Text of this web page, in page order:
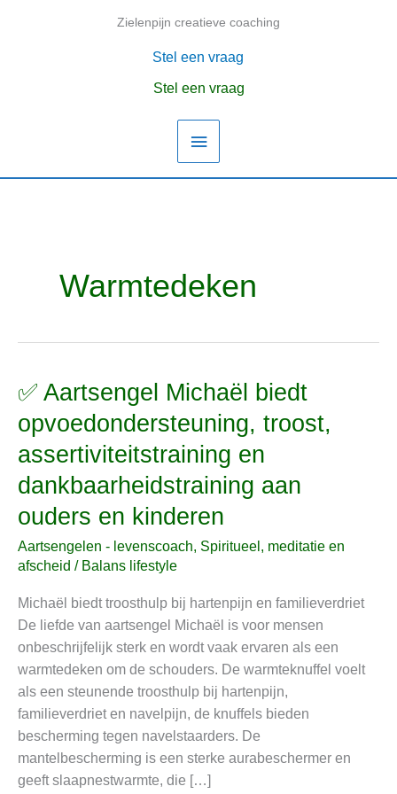
Zielenpijn creatieve coaching
Hoofdmenu
Stel een vraag
Stel een vraag
Warmtedeken
✅ Aartsengel Michaël biedt
opvoedondersteuning, troost,
assertiviteitstraining en
dankbaarheidstraining aan
ouders en kinderen
Aartsengelen - levenscoach, Spiritueel, meditatie en
afscheid / Balans lifestyle
Michaël biedt troosthulp bij hartenpijn en familieverdriet
De liefde van aartsengel Michaël is voor mensen
onbeschrijfelijk sterk en wordt vaak ervaren als een
warmtedeken om de schouders. De warmteknuffel voelt
als een steunende troosthulp bij hartenpijn,
familieverdriet en navelpijn, de knuffels bieden
bescherming tegen navelstaarders. De
mantelbescherming is een sterke aurabeschermer en
geeft slaapnestwarmte, die […]
✅
Michaël
biedt
opvoedondersteuning,
troost,
assertiviteitstraining
en
dankbaarheidstraining
ouders
en
kinderen